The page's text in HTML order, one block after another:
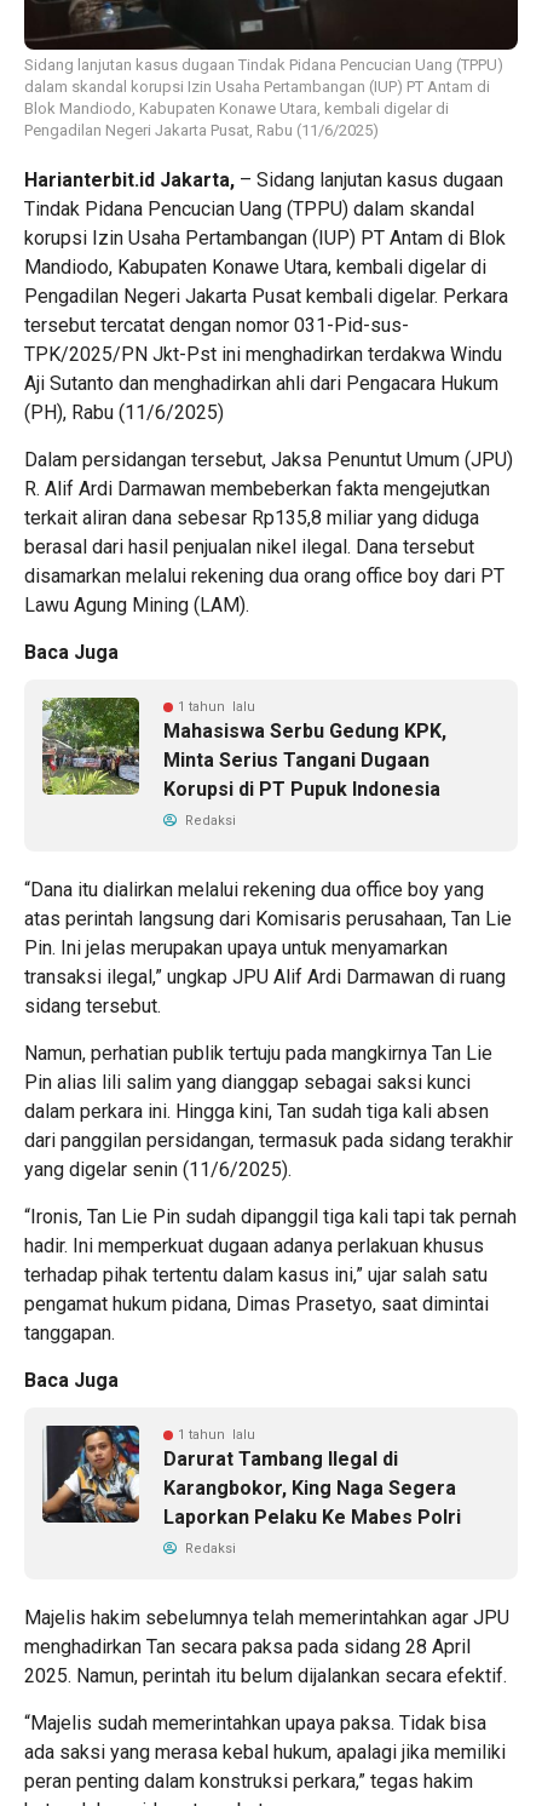
Sidang lanjutan kasus dugaan Tindak Pidana Pencucian Uang (TPPU)
dalam skandal korupsi Izin Usaha Pertambangan (IUP) PT Antam di
Blok Mandiodo, Kabupaten Konawe Utara, kembali digelar di
Pengadilan Negeri Jakarta Pusat, Rabu (11/6/2025)
Harianterbit.id Jakarta, – Sidang lanjutan kasus dugaan
Tindak Pidana Pencucian Uang (TPPU) dalam skandal
korupsi Izin Usaha Pertambangan (IUP) PT Antam di Blok
Mandiodo, Kabupaten Konawe Utara, kembali digelar di
Pengadilan Negeri Jakarta Pusat kembali digelar. Perkara
tersebut tercatat dengan nomor 031-Pid-sus-
TPK/2025/PN Jkt-Pst ini menghadirkan terdakwa Windu
Aji Sutanto dan menghadirkan ahli dari Pengacara Hukum
(PH), Rabu (11/6/2025)
Dalam persidangan tersebut, Jaksa Penuntut Umum (JPU)
R. Alif Ardi Darmawan membeberkan fakta mengejutkan
terkait aliran dana sebesar Rp135,8 miliar yang diduga
berasal dari hasil penjualan nikel ilegal. Dana tersebut
disamarkan melalui rekening dua orang office boy dari PT
Lawu Agung Mining (LAM).
Baca Juga
1 tahun lalu
Mahasiswa Serbu Gedung KPK,
Minta Serius Tangani Dugaan
Korupsi di PT Pupuk Indonesia
Redaksi
“Dana itu dialirkan melalui rekening dua office boy yang
atas perintah langsung dari Komisaris perusahaan, Tan Lie
Pin. Ini jelas merupakan upaya untuk menyamarkan
transaksi ilegal,” ungkap JPU Alif Ardi Darmawan di ruang
sidang tersebut.
Namun, perhatian publik tertuju pada mangkirnya Tan Lie
Pin alias lili salim yang dianggap sebagai saksi kunci
dalam perkara ini. Hingga kini, Tan sudah tiga kali absen
dari panggilan persidangan, termasuk pada sidang terakhir
yang digelar senin (11/6/2025).
“Ironis, Tan Lie Pin sudah dipanggil tiga kali tapi tak pernah
hadir. Ini memperkuat dugaan adanya perlakuan khusus
terhadap pihak tertentu dalam kasus ini,” ujar salah satu
pengamat hukum pidana, Dimas Prasetyo, saat dimintai
tanggapan.
Baca Juga
1 tahun lalu
Darurat Tambang Ilegal di
Karangbokor, King Naga Segera
Laporkan Pelaku Ke Mabes Polri
Redaksi
Majelis hakim sebelumnya telah memerintahkan agar JPU
menghadirkan Tan secara paksa pada sidang 28 April
2025. Namun, perintah itu belum dijalankan secara efektif.
“Majelis sudah memerintahkan upaya paksa. Tidak bisa
ada saksi yang merasa kebal hukum, apalagi jika memiliki
peran penting dalam konstruksi perkara,” tegas hakim